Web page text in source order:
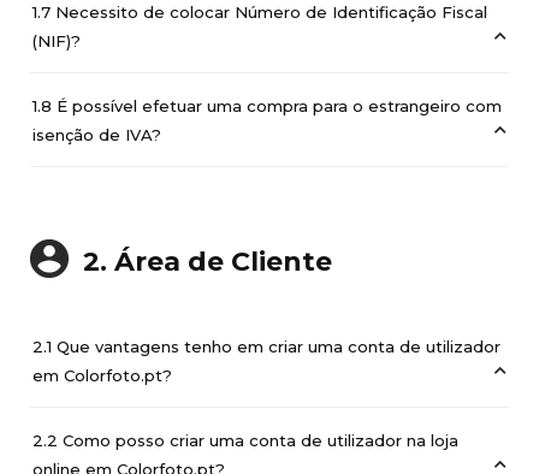
1.7 Necessito de colocar Número de Identificação Fiscal
(NIF)?
1.8 É possível efetuar uma compra para o estrangeiro com
isenção de IVA?
2. Área de Cliente
2.1 Que vantagens tenho em criar uma conta de utilizador
em Colorfoto.pt?
2.2 Como posso criar uma conta de utilizador na loja
online em Colorfoto.pt?